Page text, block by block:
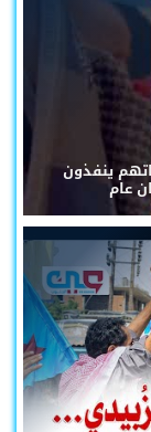
ينفذون
عام